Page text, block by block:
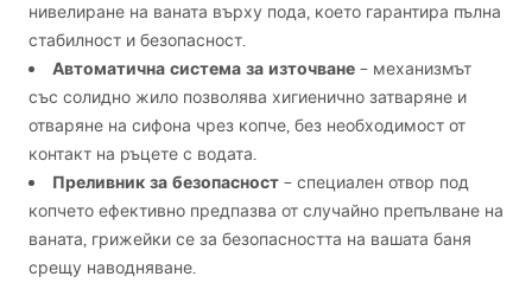
нивелиране на ваната върху пода, което гарантира пълна
стабилност и безопасност.
Автоматична система за източване – механизмът
със солидно жило позволява хигиенично затваряне и
отваряне на сифона чрез копче, без необходимост от
контакт на ръцете с водата.
Преливник за безопасност – специален отвор под
копчето ефективно предпазва от случайно препълване на
ваната, грижейки се за безопасността на вашата баня
срещу наводняване.